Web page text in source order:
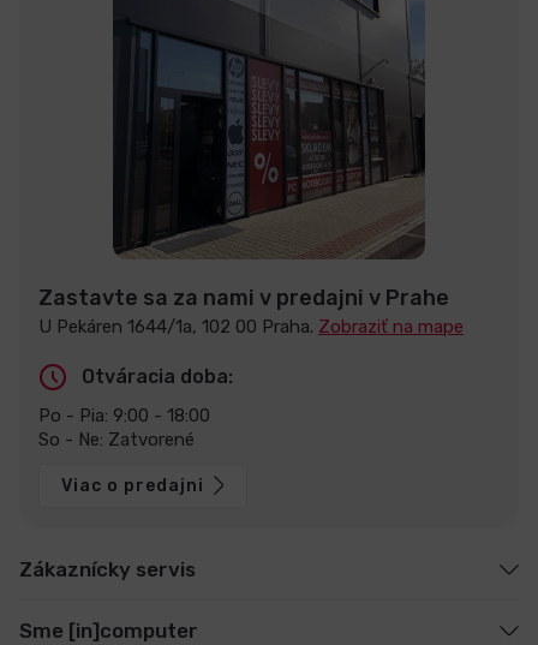
Zastavte sa za nami v predajni v Prahe
U Pekáren 1644/1a, 102 00 Praha. Zobraziť na mape
Otváracia doba:
Po - Pia: 9:00 - 18:00
So - Ne: Zatvorené
Viac o predajni
Zákaznícky servis
Sme [in]computer